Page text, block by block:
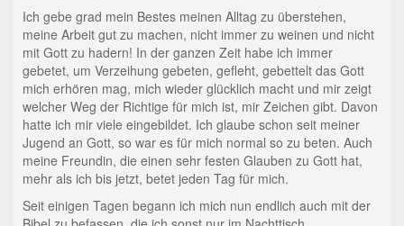
Ich gebe grad mein Bestes meinen Alltag zu überstehen,
meine Arbeit gut zu machen, nicht immer zu weinen und nicht
mit Gott zu hadern! In der ganzen Zeit habe ich immer
gebetet, um Verzeihung gebeten, gefleht, gebettelt das Gott
mich erhören mag, mich wieder glücklich macht und mir zeigt
welcher Weg der Richtige für mich ist, mir Zeichen gibt. Davon
hatte ich mir viele eingebildet. Ich glaube schon seit meiner
Jugend an Gott, so war es für mich normal so zu beten. Auch
meine Freundin, die einen sehr festen Glauben zu Gott hat,
mehr als ich bis jetzt, betet jeden Tag für mich.
Seit einigen Tagen begann ich mich nun endlich auch mit der